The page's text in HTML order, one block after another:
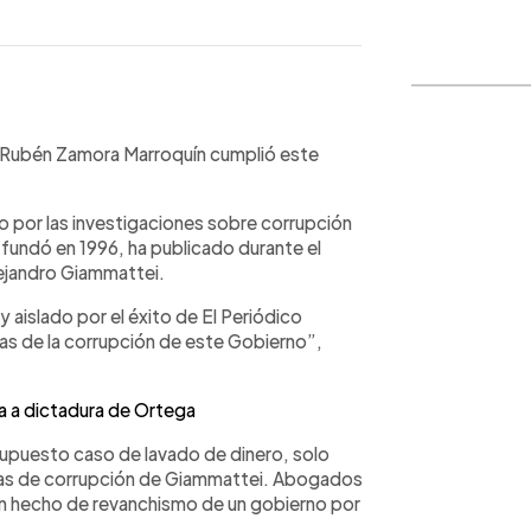
Zamora Marroquín cumplió este
por las investigaciones sobre corrupción
en 1996, ha publicado durante el
Giammattei.
aislado por el éxito de El Periódico
de la corrupción de este Gobierno”,
a dictadura de Ortega
caso de lavado de dinero, solo
de corrupción de Giammattei. Abogados
hecho de revanchismo de un gobierno por